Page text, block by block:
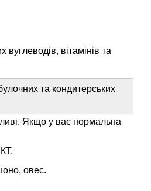
вуглеводів, вітамінів та
та кондитерських
Якщо у вас нормальна
овес.